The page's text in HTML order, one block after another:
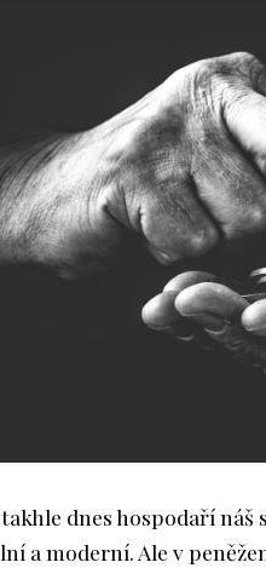
dnes hospodaří náš
a moderní. Ale v